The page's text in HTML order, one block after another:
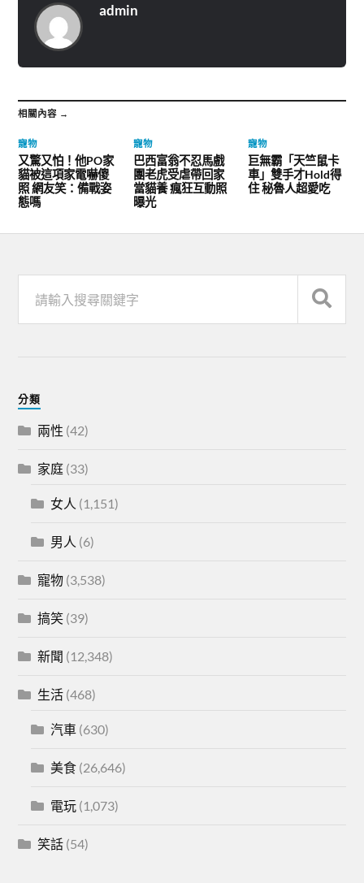
admin
相關內容 →
寵物
又驚又怕！他PO家
貓被這項家電嚇傻
照 網友笑：備戰姿
態嗎
寵物
巴西富翁不忍馬戲
團老虎受虐帶回家
當貓養 瘋狂互動照
曝光
寵物
巨無霸「天竺鼠卡
車」雙手才Hold得
住 秘魯人超愛吃
分類
兩性 (42)
家庭 (33)
女人 (1,151)
男人 (6)
寵物 (3,538)
搞笑 (39)
新聞 (12,348)
生活 (468)
汽車 (630)
美食 (26,646)
電玩 (1,073)
笑話 (54)